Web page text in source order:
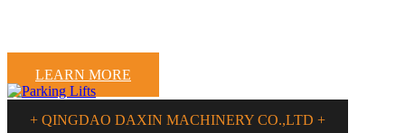
LEARN MORE
+ QINGDAO DAXIN MACHINERY CO.,LTD +